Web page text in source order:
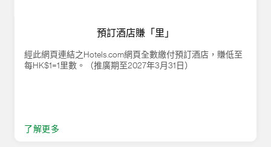
預訂酒店賺「里」
經此網頁連結之Hotels.com網頁全數繳付預訂酒店，賺低至
每HK$1=1里數。（推廣期至2027年3月31日）
了解更多